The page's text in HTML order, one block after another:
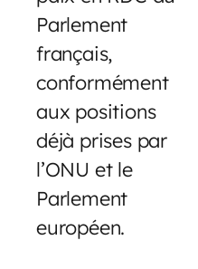
Parlement
français,
conformément
aux positions
déjà prises par
l’ONU et le
Parlement
européen.